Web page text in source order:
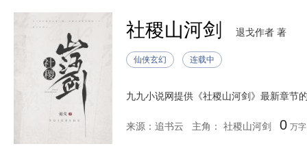
社稷山河剑 退戈作者 著
仙侠玄幻 连载中
来源：追书云 主角： 社稷山河剑 0 万字